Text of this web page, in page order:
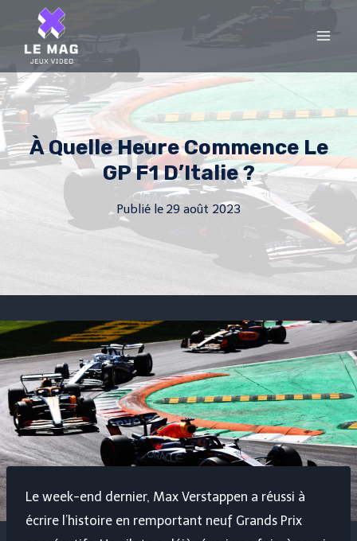
content
À Quelle Heure Commence Le
GP F1 D’Italie ?
Publié le 29 août 2023
Le week-end dernier, Max Verstappen a réussi à
écrire l’histoire en remportant neuf Grands Prix